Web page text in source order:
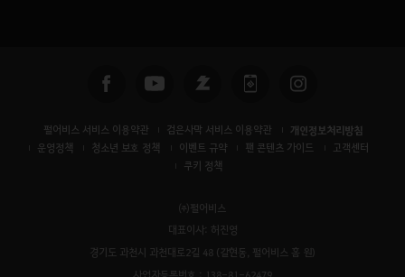
펄어비스 서비스 이용약관 검은사막 서비스 이용약관 개인정보처리방침
운영정책 청소년 보호 정책 이벤트 규약 팬 콘텐츠 가이드
고객센터
쿠키 정책
㈜펄어비스
대표이사: 허진영
경기도 과천시 과천대로2길 48 (갈현동, 펄어비스 홈 원)